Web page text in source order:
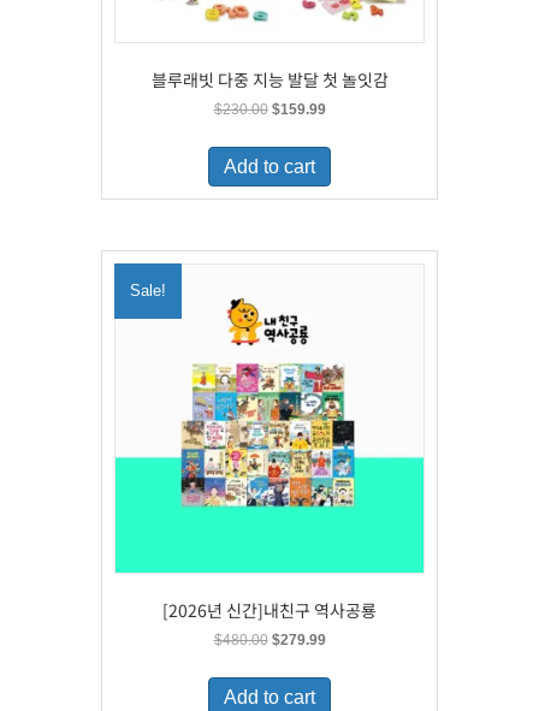
블루래빗 다중 지능 발달 첫 놀잇감
$230.00 Original
was:
$230.00.
$159.99Current
is:
Add to cart
Sale!
[2026년 신간]내친구 역사공룡
$480.00 Original
was:
$480.00.
$279.99Current
is:
Add to cart